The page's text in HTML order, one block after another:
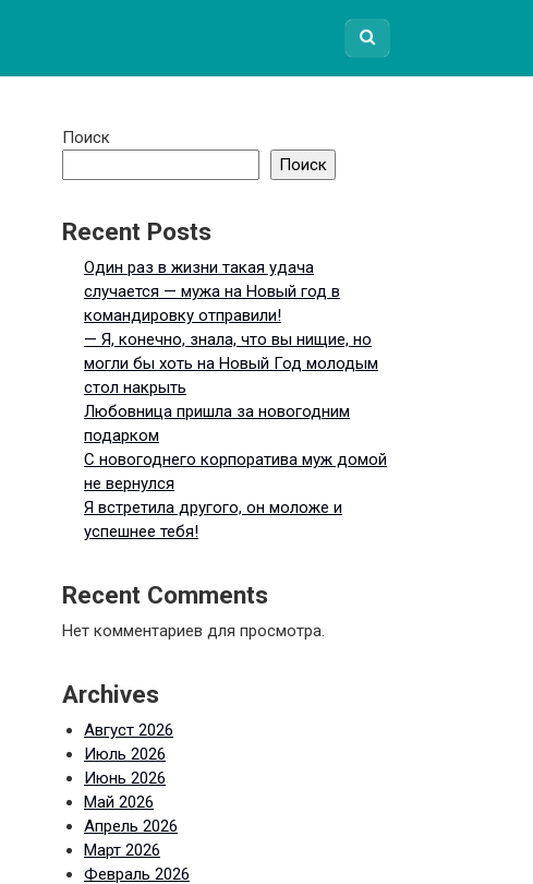
Поиск
Поиск
Recent Posts
Один раз в жизни такая удача
случается — мужа на Новый год в
командировку отправили!
— Я, конечно, знала, что вы нищие, но
могли бы хоть на Новый Год молодым
стол накрыть
Любовница пришла за новогодним
подарком
С новогоднего корпоратива муж домой
не вернулся
Я встретила другого, он моложе и
успешнее тебя!
Recent Comments
Нет комментариев для просмотра.
Archives
Август 2026
Июль 2026
Июнь 2026
Май 2026
Апрель 2026
Март 2026
Февраль 2026